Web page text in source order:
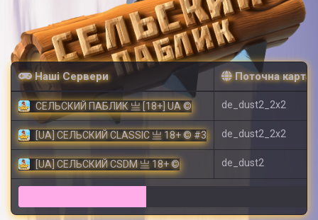
Наші Сервери Поточна карта
СЕЛЬСКИЙ ПАБЛИК 亗 [18+] UA © de_dust2_2x2
[UA] СЕЛЬСКИЙ CLASSIC 亗 18+ © #3 de_dust2_2x2
[UA] СЕЛЬСКИЙ CSDM 亗 18+ © de_dust2